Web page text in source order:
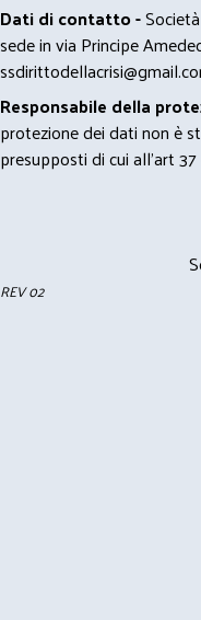
Dati di contatto -
sede in via Principe
Responsabile della
protezione dei dati non è
presupposti di cui all’art
REV 02